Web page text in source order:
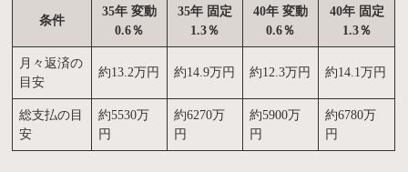
条件
35年 変動
0.6％
35年 固定
1.3％
40年 変動
0.6％
40年 固定
1.3％
月々返済の
目安
約13.2万円 約14.9万円 約12.3万円 約14.1万円
総支払の目
安
約5530万
円
約6270万
円
約5900万
円
約6780万
円